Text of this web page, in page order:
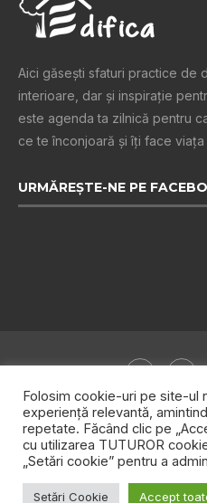
Aici găsești sfaturi practice de
interioare, dar și inspiraţie
este agenda ta zilnică pentru
ce te înconjoară şi îţi face viaţa
URMĂREȘTE-NE PE
Despre noi Publicitate
Folosim cookie-uri pe site-ul
experiență relevantă,
repetate. Făcând clic pe
cu utilizarea TUTUROR
„Setări cookie” pentru a
Setări Cookie Accept